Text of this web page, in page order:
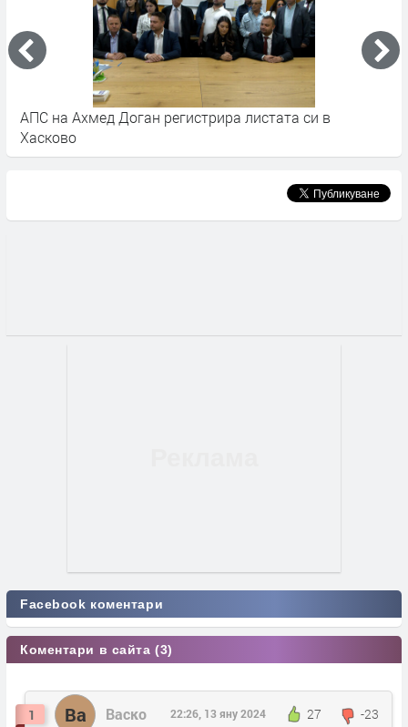
АПС на Ахмед Доган регистрира листата си в
Хасково
Facebook коментари
Коментари в сайта (3)
1 Ва Васко 27 -23
22:26, 13 яну 2024